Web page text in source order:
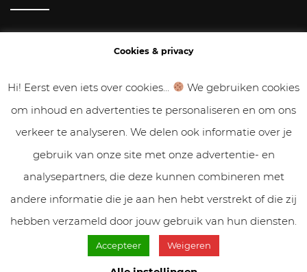
Gastbloggen
Samenwerken
Cookies & Privacy
© VolleMaanKalender.nl 2019 - 2025 // NadiZoetebier.nl //
Cookies & privacy
Hi! Eerst even iets over cookies...
We gebruiken cookies
om inhoud en advertenties te personaliseren en om ons
verkeer te analyseren. We delen ook informatie over je
gebruik van onze site met onze advertentie- en
analysepartners, die deze kunnen combineren met
andere informatie die je aan hen hebt verstrekt of die zij
hebben verzameld door jouw gebruik van hun diensten.
Accepteer Weigeren